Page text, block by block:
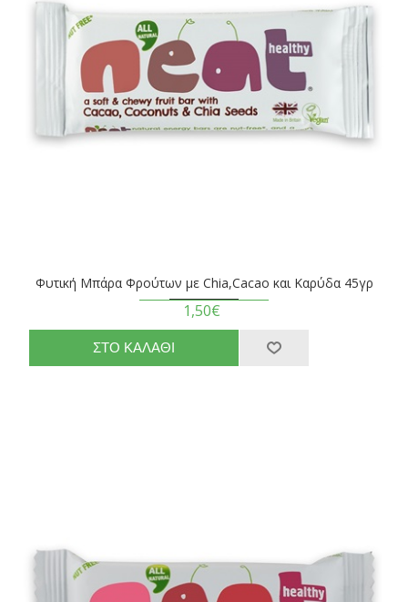
Φυτική Μπάρα Φρούτων με Chia,Cacao και Καρύδα 45γρ
1,50€